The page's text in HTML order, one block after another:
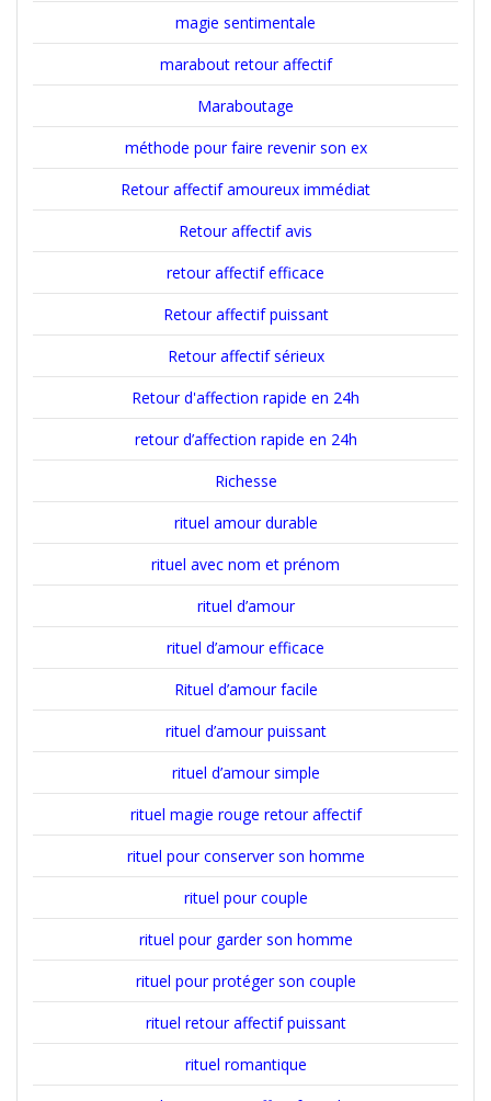
magie sentimentale
marabout retour affectif
Maraboutage
méthode pour faire revenir son ex
Retour affectif amoureux immédiat
Retour affectif avis
retour affectif efficace
Retour affectif puissant
Retour affectif sérieux
Retour d'affection rapide en 24h
retour d’affection rapide en 24h
Richesse
rituel amour durable
rituel avec nom et prénom
rituel d’amour
rituel d’amour efficace
Rituel d’amour facile
rituel d’amour puissant
rituel d’amour simple
rituel magie rouge retour affectif
rituel pour conserver son homme
rituel pour couple
rituel pour garder son homme
rituel pour protéger son couple
rituel retour affectif puissant
rituel romantique